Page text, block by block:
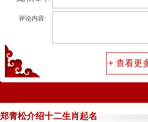
很大气的，你们的服务态度很不错，8月5日
得名字，但是不是很满意，看到贵站的大师
的一款，第一次的起名结果家人意见不太统
评论内容:
+ 查看更
郑青松介绍十二生肖起名